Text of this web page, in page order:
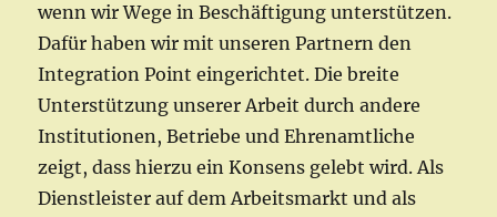
wenn wir Wege in Beschäftigung unterstützen.
Dafür haben wir mit unseren Partnern den
Integration Point eingerichtet. Die breite
Unterstützung unserer Arbeit durch andere
Institutionen, Betriebe und Ehrenamtliche
zeigt, dass hierzu ein Konsens gelebt wird. Als
Dienstleister auf dem Arbeitsmarkt und als